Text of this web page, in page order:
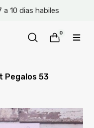
10 dias habiles
0
Pegalos 53